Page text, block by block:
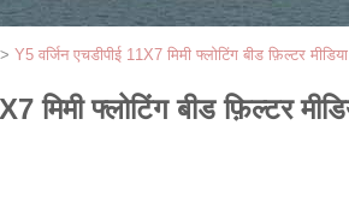
> Y5 वर्जिन एचडीपीई 11X7 मिमी फ्लोटिंग बीड फ़िल्टर
मिमी फ्लोटिंग बीड फ़िल्टर